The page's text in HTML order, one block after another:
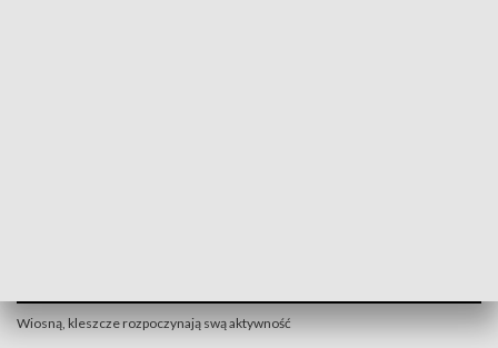
Wiosną, kleszcze rozpoczynają swą aktywność